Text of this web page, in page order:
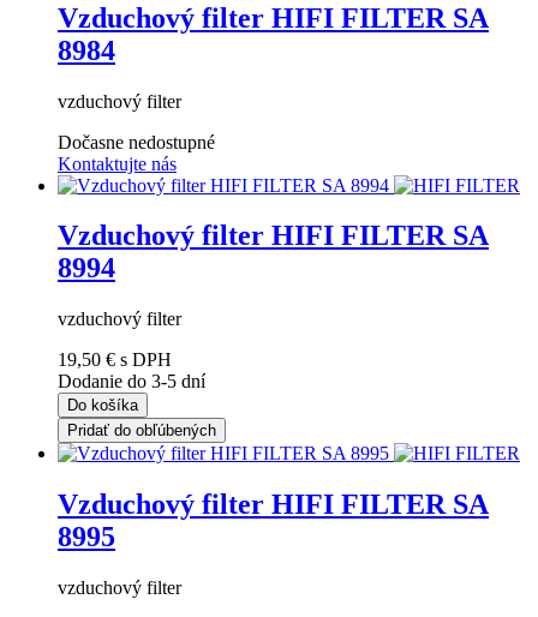
Vzduchový filter HIFI FILTER SA
8984
vzduchový filter
Dočasne nedostupné
Kontaktujte nás
Vzduchový filter HIFI FILTER SA
8994
vzduchový filter
19,50 € s DPH
Dodanie do 3-5 dní
Do košíka
Pridať do obľúbených
Vzduchový filter HIFI FILTER SA
8995
vzduchový filter